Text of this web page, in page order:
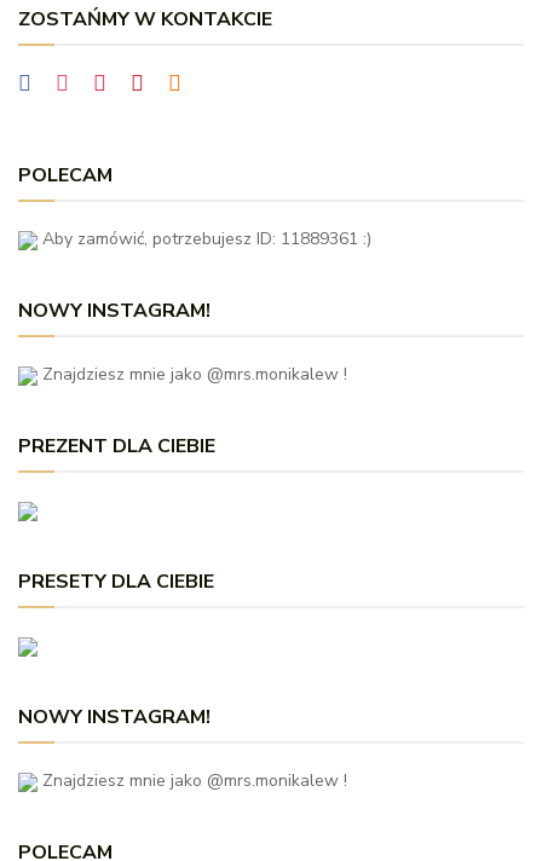
ZOSTAŃMY W KONTAKCIE
POLECAM
Aby zamówić, potrzebujesz ID: 11889361 :)
NOWY INSTAGRAM!
Znajdziesz mnie jako @mrs.monikalew !
PREZENT DLA CIEBIE
PRESETY DLA CIEBIE
NOWY INSTAGRAM!
Znajdziesz mnie jako @mrs.monikalew !
POLECAM